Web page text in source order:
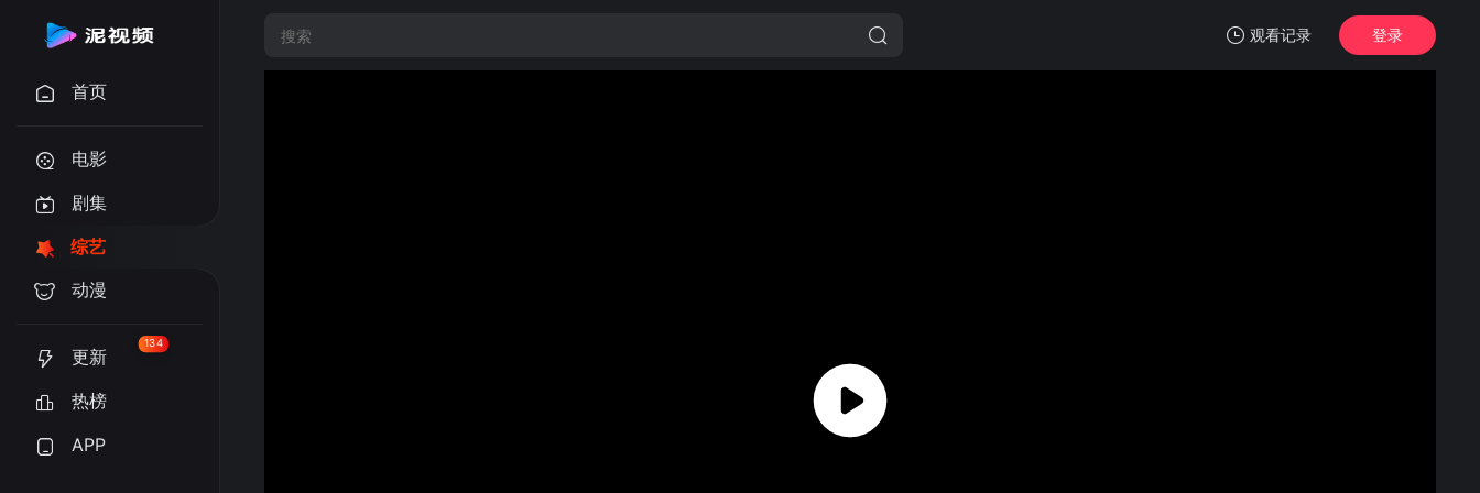
观看记录 登录
首页
电影
剧集
综艺
动漫
更新
134
热榜
APP